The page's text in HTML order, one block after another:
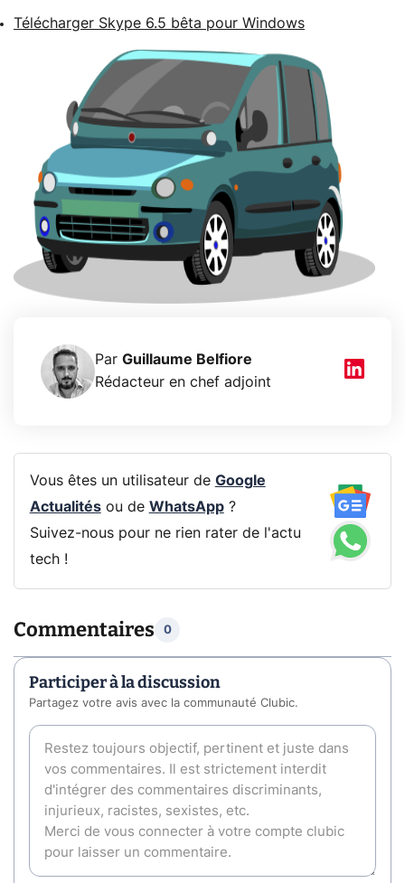
Télécharger Skype 6.5 bêta pour Windows
Par Guillaume Belfiore
Rédacteur en chef adjoint
Vous êtes un utilisateur de Google
Actualitésou de WhatsApp?
Suivez-nous pour ne rien rater de l'actu
tech !
Commentaires 0
Participer à la discussion
Partagez votre avis avec la communauté Clubic.